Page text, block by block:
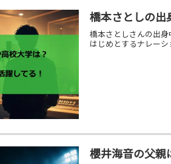
橋本さとしの出
橋本さとしさんの出
はじめとするナレー
櫻井海音の父親